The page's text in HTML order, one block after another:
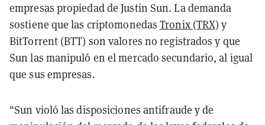
empresas propiedad de Justin Sun. La demanda
sostiene que las criptomonedasTronix (TRX) y
BitTorrent (BTT) son valores no registrados y que
Sun las manipuló en el mercado secundario, al igual
que sus empresas.
"Sun violó las disposiciones antifraude y de